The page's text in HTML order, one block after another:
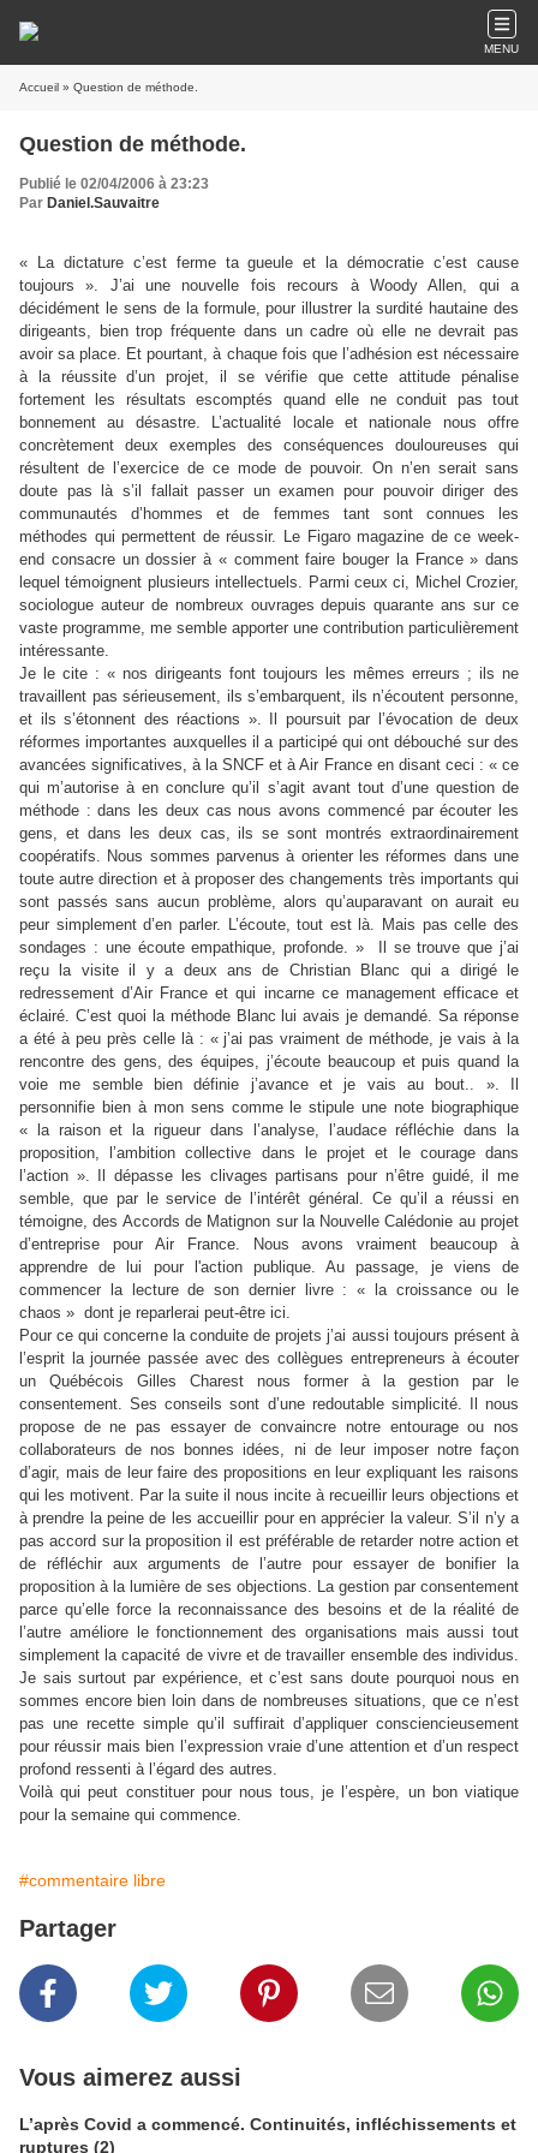
MENU
Accueil » Question de méthode.
Question de méthode.
Publié le 02/04/2006 à 23:23
Par Daniel.Sauvaitre
« La dictature c’est ferme ta gueule et la démocratie c’est cause
toujours ». J’ai une nouvelle fois recours à Woody Allen, qui a
décidément le sens de la formule, pour illustrer la surdité hautaine des
dirigeants, bien trop fréquente dans un cadre où elle ne devrait pas
avoir sa place. Et pourtant, à chaque fois que l’adhésion est nécessaire
à la réussite d’un projet, il se vérifie que cette attitude pénalise
fortement les résultats escomptés quand elle ne conduit pas tout
bonnement au désastre. L’actualité locale et nationale nous offre
concrètement deux exemples des conséquences douloureuses qui
résultent de l’exercice de ce mode de pouvoir. On n’en serait sans
doute pas là s’il fallait passer un examen pour pouvoir diriger des
communautés d’hommes et de femmes tant sont connues les
méthodes qui permettent de réussir. Le Figaro magazine de ce week-
end consacre un dossier à « comment faire bouger la France » dans
lequel témoignent plusieurs intellectuels. Parmi ceux ci, Michel Crozier,
sociologue auteur de nombreux ouvrages depuis quarante ans sur ce
vaste programme, me semble apporter une contribution particulièrement
intéressante.
Je le cite : « nos dirigeants font toujours les mêmes erreurs ; ils ne
travaillent pas sérieusement, ils s’embarquent, ils n’écoutent personne,
et ils s’étonnent des réactions ». Il poursuit par l’évocation de deux
réformes importantes auxquelles il a participé qui ont débouché sur des
avancées significatives, à la SNCF et à Air France en disant ceci : « ce
qui m’autorise à en conclure qu’il s’agit avant tout d’une question de
méthode : dans les deux cas nous avons commencé par écouter les
gens, et dans les deux cas, ils se sont montrés extraordinairement
coopératifs. Nous sommes parvenus à orienter les réformes dans une
toute autre direction et à proposer des changements très importants qui
sont passés sans aucun problème, alors qu’auparavant on aurait eu
peur simplement d’en parler. L’écoute, tout est là. Mais pas celle des
sondages : une écoute empathique, profonde. »
Il se trouve que j’ai
reçu la visite il y a deux ans de Christian Blanc qui a dirigé le
redressement d’Air France et qui incarne ce management efficace et
éclairé. C’est quoi la méthode Blanc lui avais je demandé. Sa réponse
a été à peu près celle là : « j’ai pas vraiment de méthode, je vais à la
rencontre des gens, des équipes, j’écoute beaucoup et puis quand la
voie me semble bien définie j’avance et je vais au bout.. ». Il
personnifie bien à mon sens comme le stipule une note biographique
« la raison et la rigueur dans l’analyse, l’audace réfléchie dans la
proposition, l’ambition collective dans le projet et le courage dans
l’action ». Il dépasse les clivages partisans pour n’être guidé, il me
semble, que par le service de l’intérêt général. Ce qu’il a réussi en
témoigne, des Accords de Matignon sur la Nouvelle Calédonie au projet
d’entreprise pour Air France. Nous avons vraiment beaucoup à
apprendre de lui pour l'action publique. Au passage, je viens de
commencer la lecture de son dernier livre : « la croissance ou le
chaos » dont je reparlerai peut-être ici.
Pour ce qui concerne la conduite de projets j’ai aussi toujours présent à
l’esprit la journée passée avec des collègues entrepreneurs à écouter
un Québécois Gilles Charest nous former à la gestion par le
consentement. Ses conseils sont d’une redoutable simplicité. Il nous
propose de ne pas essayer de convaincre notre entourage ou nos
collaborateurs de nos bonnes idées, ni de leur imposer notre façon
d’agir, mais de leur faire des propositions en leur expliquant les raisons
qui les motivent. Par la suite il nous incite à recueillir leurs objections et
à prendre la peine de les accueillir pour en apprécier la valeur. S’il n’y a
pas accord sur la proposition il est préférable de retarder notre action et
de réfléchir aux arguments de l’autre pour essayer de bonifier la
proposition à la lumière de ses objections. La gestion par consentement
parce qu’elle force la reconnaissance des besoins et de la réalité de
l’autre améliore le fonctionnement des organisations mais aussi tout
simplement la capacité de vivre et de travailler ensemble des individus.
Je sais surtout par expérience, et c’est sans doute pourquoi nous en
sommes encore bien loin dans de nombreuses situations, que ce n’est
pas une recette simple qu’il suffirait d’appliquer consciencieusement
pour réussir mais bien l’expression vraie d’une attention et d’un respect
profond ressenti à l’égard des autres.
Voilà qui peut constituer pour nous tous, je l’espère, un bon viatique
pour la semaine qui commence.
#commentaire libre
Partager
Vous aimerez aussi
L’après Covid a commencé. Continuités, infléchissements et
ruptures (2)